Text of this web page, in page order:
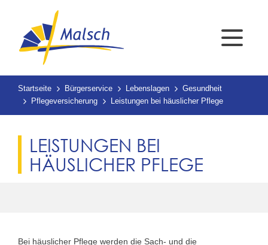
Startseite Bürgerservice Lebenslagen
Gesundheit
Pflegeversicherung
Leistungen bei häuslicher Pflege
LEISTUNGEN BEI
HÄUSLICHER PFLEGE
Bei häuslicher Pflege werden die Sach- und die